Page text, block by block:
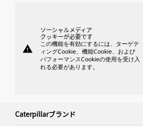
warning
ソーシャルメディア
クッキーが必要です
この機能を有効にするには、ターゲテ
ィングCookie、機能Cookie、および
パフォーマンスCookieの使用を受け入
れる必要があります。
Caterpillarブランド